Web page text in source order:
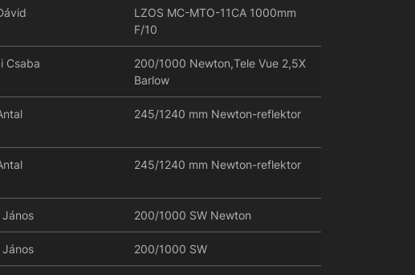
LZOS MC-MTO-11CA 1000mm
F/10
Csaba
200/1000 Newton,Tele Vue 2,5X
Barlow
245/1240 mm Newton-reflektor
245/1240 mm Newton-reflektor
200/1000 SW Newton
200/1000 SW